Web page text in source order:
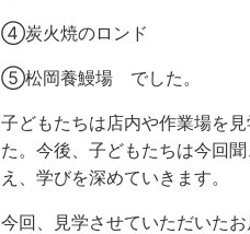
④炭火焼のロンド
⑤松岡養鰻場 でした。
子どもたちは店内や作業場を
た。今後、子どもたちは今回
え、学びを深めていきます。
今回、見学させていただいた